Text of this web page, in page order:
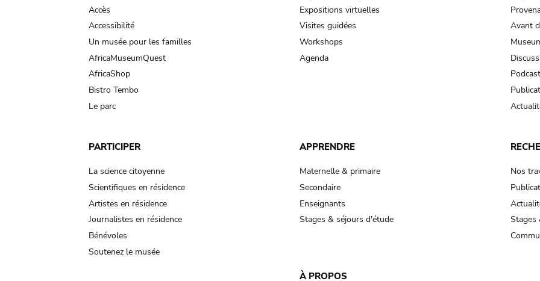
Accès
Accessibilité
Un musée pour les familles
AfricaMuseumQuest
AfricaShop
Bistro Tembo
Le parc
Expositions virtuelles
Visites guidées
Workshops
Agenda
Avant
PARTICIPER
La science citoyenne
Scientifiques en résidence
Artistes en résidence
Journalistes en résidence
Bénévoles
Soutenez le musée
APPRENDRE
Maternelle & primaire
Secondaire
Enseignants
Stages & séjours d'étude
Nos
Stages
À PROPOS